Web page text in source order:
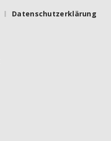
Datenschutzerklärung